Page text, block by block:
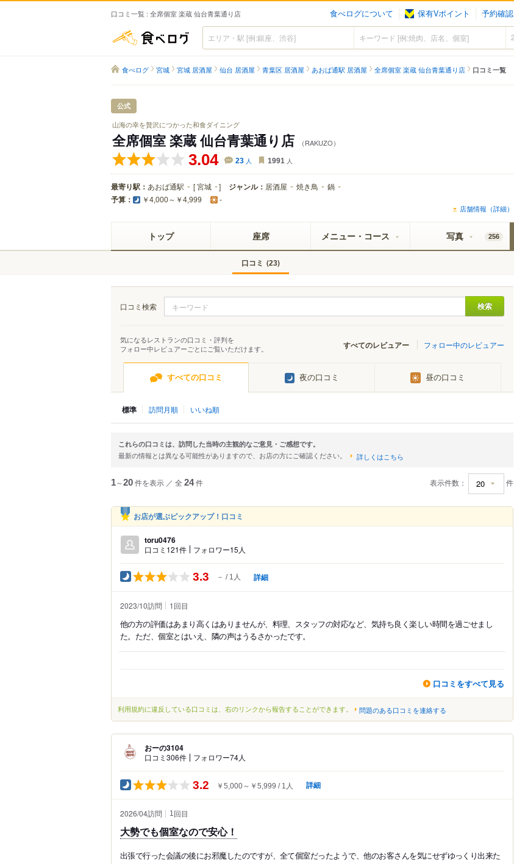
口コミ一覧 : 全席個室 楽蔵 仙台青葉通り店 食べログについて 保有Vポイント 予約確認
食べログ
食べログ 宮城 宮城 居酒屋 仙台 居酒屋 青葉区 居酒屋 あおば通駅 居酒屋 全席個室 楽蔵 仙台青葉通り店 口コミ一覧
公式
山海の幸を贅沢につかった和食ダイニング
全席個室 楽蔵 仙台青葉通り店 （RAKUZO）
3.04 23 人 1991 人
最寄り駅： あおば通駅 [宮城 ] ジャンル： 居酒屋 焼き鳥 鍋
予算： ￥4,000～￥4,999 -
店舗情報（詳細）
トップ 座席 メニュー・コース 写真 256
口コミ (23)
口コミ検索
気になるレストランの口コミ・評判を
フォロー中レビュアーごとにご覧いただけます。
すべてのレビュアー フォロー中のレビュアー
すべての口コミ 夜の口コミ 昼の口コミ
標準 訪問月順 いいね順
これらの口コミは、訪問した当時の主観的なご意見・ご感想です。
最新の情報とは異なる可能性がありますので、お店の方にご確認ください。 詳しくはこちら
1～20件を表示 ／ 全 24件 表示件数： 件
お店が選ぶピックアップ！口コミ
toru0476
口コミ121件 フォロワー15人
3.3 － 1人 詳細
2023/10訪問 1回目
他の方の評価はあまり高くはありませんが、料理、スタッフの対応など、気持ち良く楽しい時間を過ごせまし
た。ただ、個室とはいえ、隣の声はうるさかったです。
口コミをすべて見る
利用規約に違反している口コミは、右のリンクから報告することができます。 問題のある口コミを連絡する
おーの3104
口コミ306件 フォロワー74人
3.2 ￥5,000～￥5,999 1人 詳細
2026/04訪問 1回目
大勢でも個室なので安心！
出張で行った会議の後にお邪魔したのですが、全て個室だったようで、他のお客さんを気にせずゆっくり出来た